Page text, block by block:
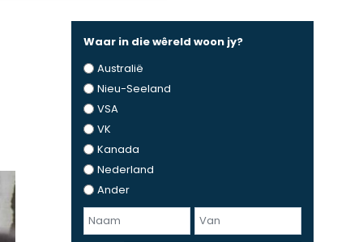
Waar in die wêreld woon jy?
Australië
Nieu-Seeland
VSA
VK
Kanada
Nederland
Ander
N
a